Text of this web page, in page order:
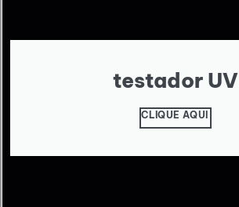
testador UV
CLIQUE AQUI